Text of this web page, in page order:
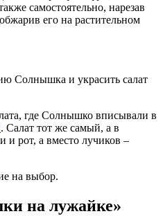
самостоятельно, нарезав
его на растительном
Солнышка и украсить салат
где Солнышко вписывали в
. Салат тот же самый, а в
и рот, а вместо лучиков –
на выбор.
на лужайке»